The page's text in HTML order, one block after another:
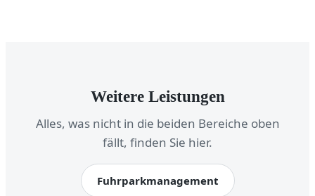
Weitere Leistungen
Alles, was nicht in die beiden Bereiche oben
fällt, finden Sie hier.
Fuhrparkmanagement